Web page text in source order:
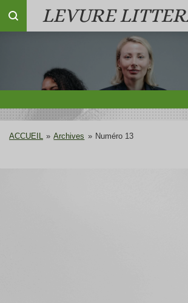
Passer
LEVURE
ACCUEIL » Archives » Numéro 13